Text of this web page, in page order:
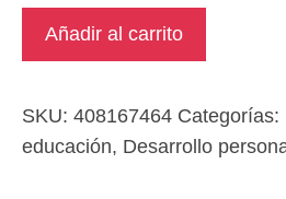
100
cantidad
Añadir al carrito
SKU: 408167464 Categorías:
educación, Desarrollo